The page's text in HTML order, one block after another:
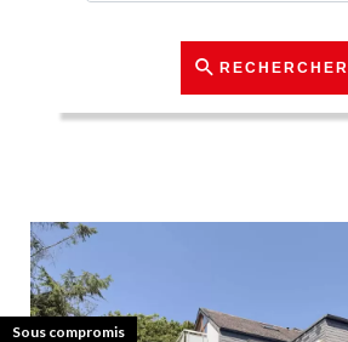
RECHERCHER
Exclusivité
Sous compromis